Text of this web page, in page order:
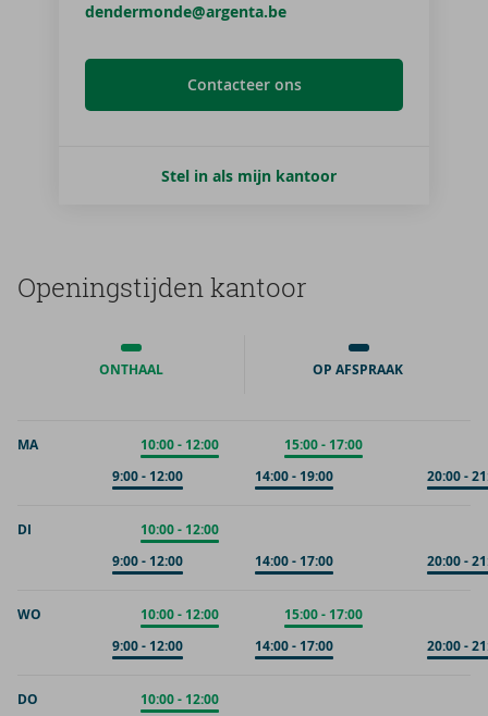
dendermonde@argenta.be
Contacteer ons
Stel in als mijn kantoor
Ope­nings­tij­den kan­toor
ONTHAAL OP AFSPRAAK
MA Onthaal
10:00- 12:00 Onthaal
15:00- 17:00
Op afspraak
9:00- 12:00 Op afspraak
14:00- 19:00 Op
20:00-
DI Onthaal
10:00- 12:00
Op afspraak
9:00- 12:00 Op afspraak
14:00- 17:00 Op
20:00-
WO Onthaal
10:00- 12:00 Onthaal
15:00- 17:00
Op afspraak
9:00- 12:00 Op afspraak
14:00- 17:00 Op
20:00-
DO Onthaal
10:00- 12:00